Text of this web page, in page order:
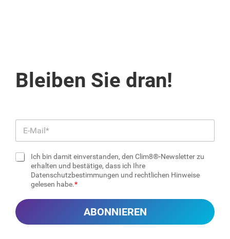
Bleiben Sie dran!
-
M
a
r
o
Ich bin damit einverstanden, den Clim8®-Newsletter zu
erhalten und bestätige, dass ich Ihre
Datenschutzbestimmungen und rechtlichen Hinweise
gelesen habe.
ABONNIEREN